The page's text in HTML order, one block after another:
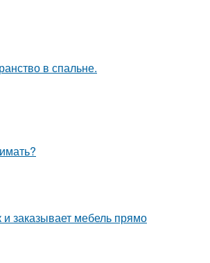
в спальне.
и заказывает мебель прямо